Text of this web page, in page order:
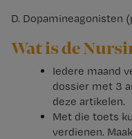
D. Dopamineagonisten
Wat is de
Iedere maand
dossier met 3
deze artikelen.
Met die toets
verdienen.